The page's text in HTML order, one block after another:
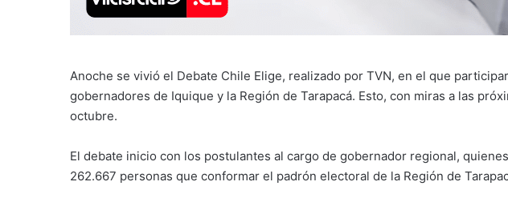
Anoche se vivió el Debate Chile Elige, realizado por TVN, en el que
gobernadores de Iquique y la Región de Tarapacá. Esto, con miras a las
octubre.
El debate inicio con los postulantes al cargo de gobernador regional,
262.667 personas que conformar el padrón electoral de la Región de